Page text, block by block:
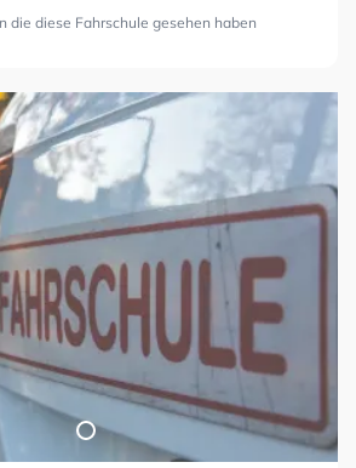
die diese Fahrschule gesehen haben